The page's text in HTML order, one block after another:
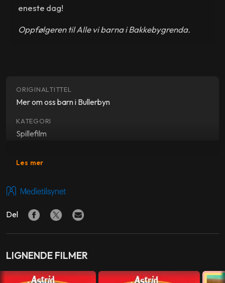
eneste dag!
Oppfølgeren til Alle vi barna i Bakkebygrenda.
ORIGINALTITTEL
Mer om oss barn i Bullerbyn
KATEGORI
Spillefilm
Barnefilm
SKUESPILLERE
Bergström,Henrik Larsson
REGI
Les mer
Del
LIGNENDE FILMER